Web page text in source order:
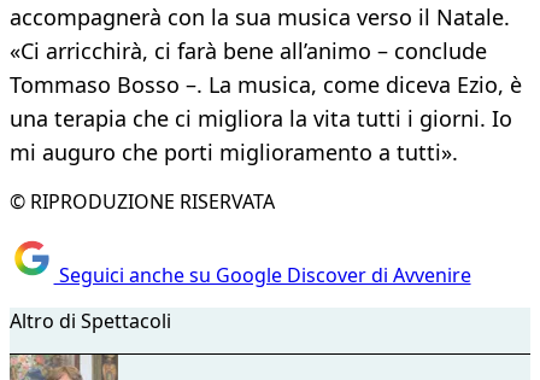
accompagnerà con la sua musica verso il Natale.
«Ci arricchirà, ci farà bene all’animo – conclude
Tommaso Bosso –. La musica, come diceva Ezio, è
una terapia che ci migliora la vita tutti i giorni. Io
mi auguro che porti miglioramento a tutti».
© RIPRODUZIONE RISERVATA
Seguici anche su Google Discover di Avvenire
Altro di Spettacoli